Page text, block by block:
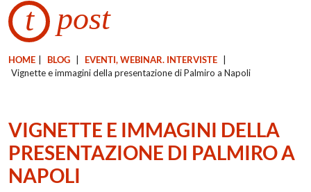
t post
HOME BLOG EVENTI, WEBINAR. INTERVISTE
Vignette e immagini della presentazione di Palmiro a Napoli
VIGNETTE E IMMAGINI DELLA
PRESENTAZIONE DI PALMIRO A
NAPOLI